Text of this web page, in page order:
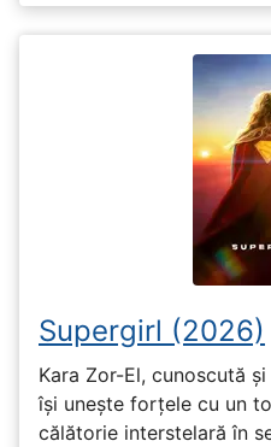
Supergirl (2026)
Kara Zor-El, cunoscută
își unește forțele cu un
călătorie interstelară în